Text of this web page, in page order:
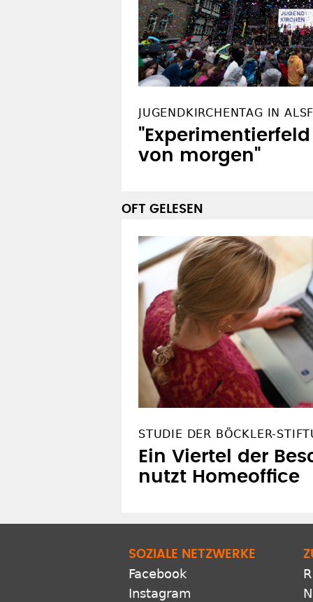
JUGENDKIRCHENTAG IN
von morgen"
OFT GELESEN
STUDIE DER BÖCKLER-
Ein Viertel der
nutzt Homeoffice
SOZIALE NETZWERKE
Facebook
Instagram